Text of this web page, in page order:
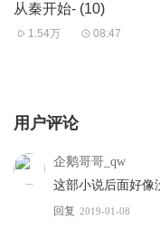
从秦开始- (10)
1.54万 08:47
用户评论
企鹅哥哥_qw
这部小说后面好像
回复 2019-01-08